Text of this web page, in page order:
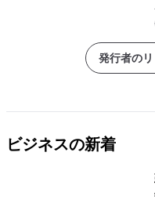
発行者の
ビジネスの新着